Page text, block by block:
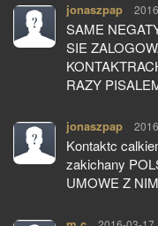
jonaszpap
SAME
SIE
RAZY
jonaszpap
Kontaktc
zakichany
UMOWE Z